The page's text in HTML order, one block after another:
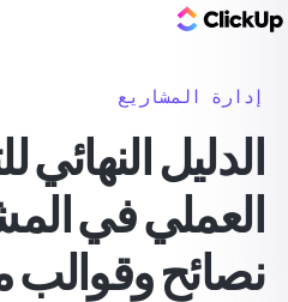
إدارة المشاريع
الدليل النهائي
العملي في
نصائح وقوالب